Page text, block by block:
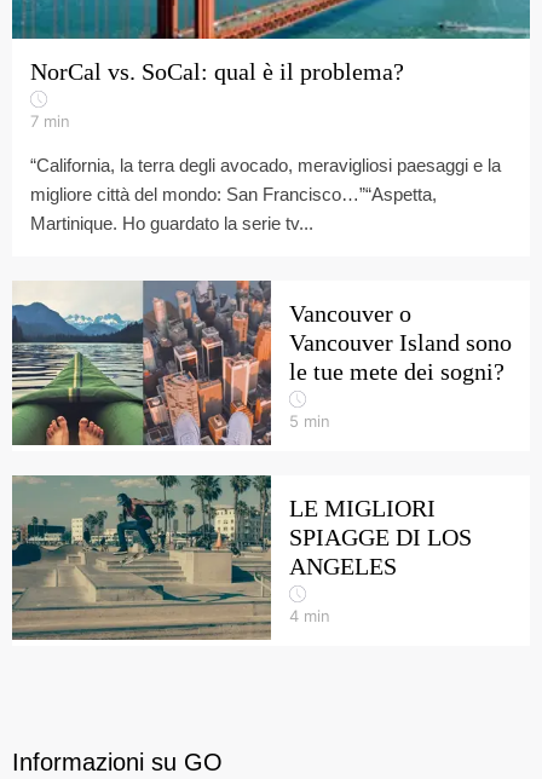
NorCal vs. SoCal: qual è il problema?
7 min
“California, la terra degli avocado, meravigliosi paesaggi e la
migliore città del mondo: San Francisco…”“Aspetta,
Martinique. Ho guardato la serie tv...
Vancouver o
Vancouver Island sono
le tue mete dei sogni?
5 min
LE MIGLIORI
SPIAGGE DI LOS
ANGELES
4 min
Informazioni su GO